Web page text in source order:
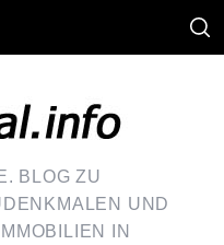
BLOG ZU
UND
IN